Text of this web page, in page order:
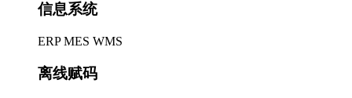
信息系统
ERP MES WMS
离线赋码